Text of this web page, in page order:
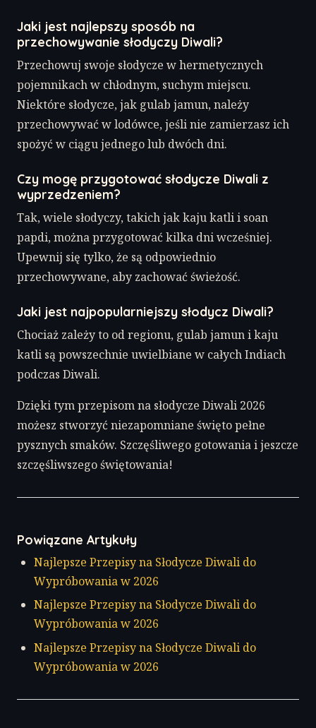
Jaki jest najlepszy sposób na
przechowywanie słodyczy Diwali?
Przechowuj swoje słodycze w hermetycznych
pojemnikach w chłodnym, suchym miejscu.
Niektóre słodycze, jak gulab jamun, należy
przechowywać w lodówce, jeśli nie zamierzasz ich
spożyć w ciągu jednego lub dwóch dni.
Czy mogę przygotować słodycze Diwali z
wyprzedzeniem?
Tak, wiele słodyczy, takich jak kaju katli i soan
papdi, można przygotować kilka dni wcześniej.
Upewnij się tylko, że są odpowiednio
przechowywane, aby zachować świeżość.
Jaki jest najpopularniejszy słodycz Diwali?
Chociaż zależy to od regionu, gulab jamun i kaju
katli są powszechnie uwielbiane w całych Indiach
podczas Diwali.
Dzięki tym przepisom na słodycze Diwali 2026
możesz stworzyć niezapomniane święto pełne
pysznych smaków. Szczęśliwego gotowania i jeszcze
szczęśliwszego świętowania!
Powiązane Artykuły
Najlepsze Przepisy na Słodycze Diwali do
Wypróbowania w 2026
Najlepsze Przepisy na Słodycze Diwali do
Wypróbowania w 2026
Najlepsze Przepisy na Słodycze Diwali do
Wypróbowania w 2026